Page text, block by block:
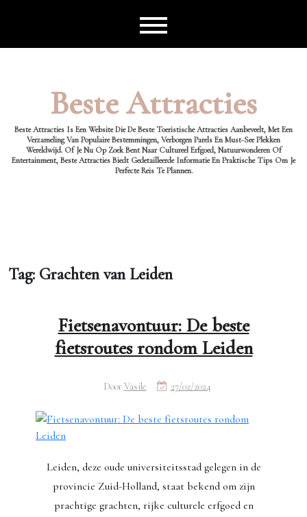
Beste Attracties
Beste Attracties Is Een Website Die De Beste Toeristische Attracties Aanbeveelt, Met Een
Verzameling Van Populaire Bestemmingen, Verborgen Parels En Must-See Plekken
Wereldwijd. Of Je Nu Op Zoek Bent Naar Cultureel Erfgoed, Natuurwonderen Of
Entertainment, Beste Attracties Biedt Gedetailleerde Informatie En Praktische Tips Om Je
Perfecte Reis Te Plannen.
Tag: Grachten van Leiden
Fietsenavontuur: De beste
fietsroutes rondom Leiden
DoorVasile 27/02/2024
Leiden, deze oude universiteitsstad gelegen in de
provincie Zuid-Holland, staat bekend om zijn
prachtige grachten, rijke culturele erfgoed en